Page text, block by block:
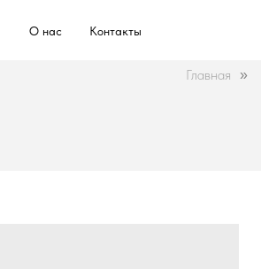
О нас Контакты
Главная »